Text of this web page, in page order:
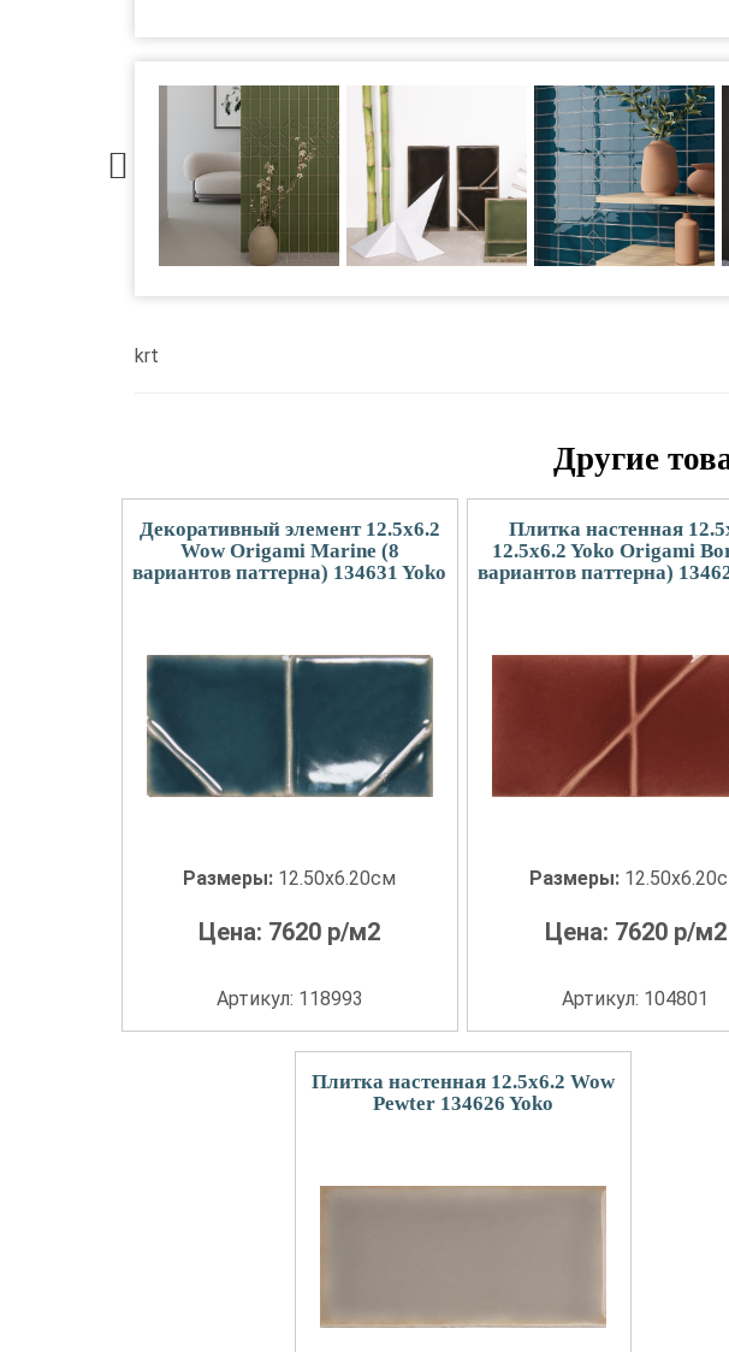
krt
Другие
Декоративный элемент 12.5x6.2
Wow Origami Marine (8
вариантов паттерна) 134631 Yoko
Размеры: 12.50x6.20см
Цена: 7620 р/м2
Артикул: 118993
Плитка настенная
12.5x6.2 Yoko Origami
вариантов паттерна)
Размеры:
Цена: 7620р/м2
Артикул: 104801
Плитка настенная 12.5x6.2 Wow
Pewter 134626 Yoko